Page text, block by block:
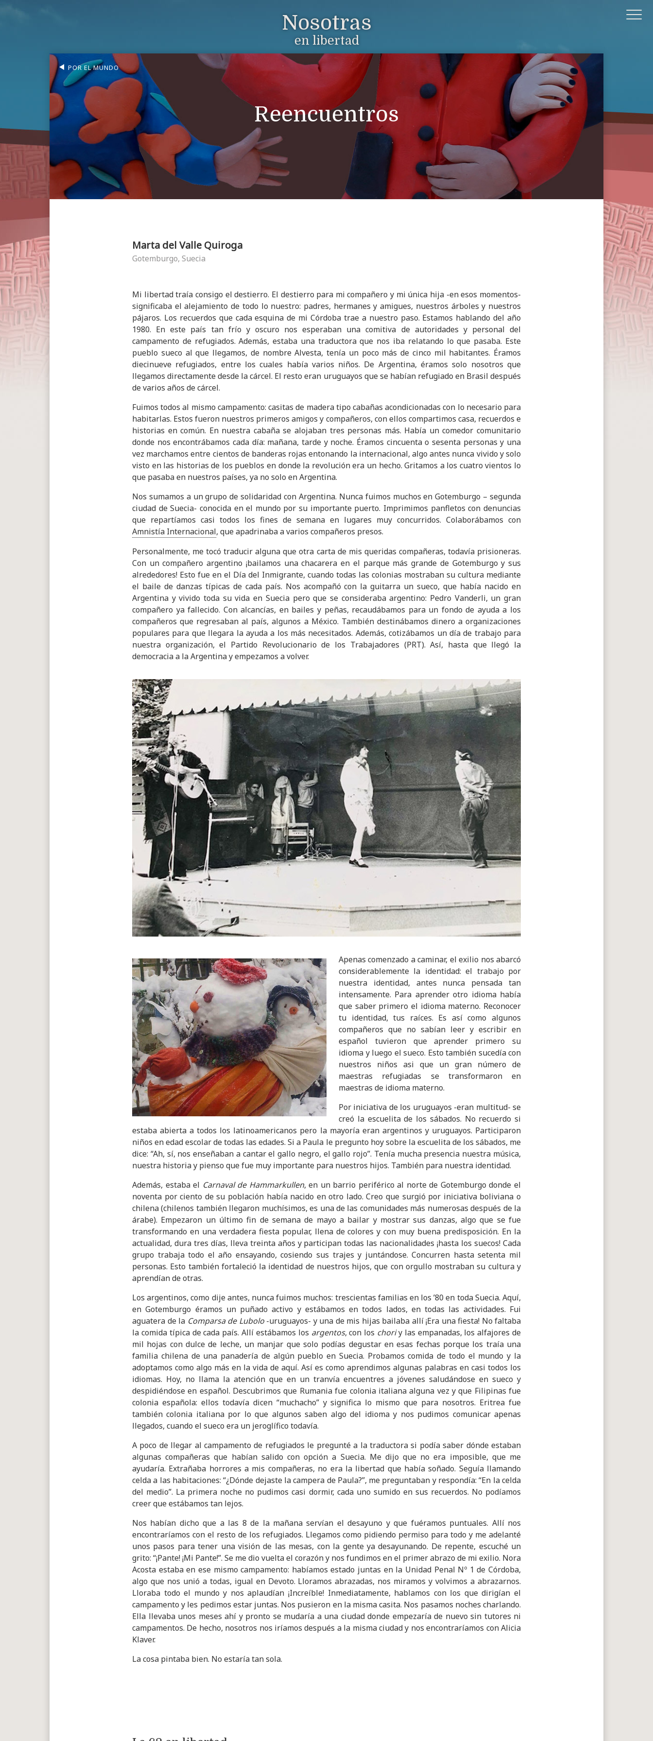
Nosotras
en libertad
POR EL MUNDO
Reencuentros
Marta del Valle Quiroga
Gotemburgo, Suecia
Mi libertad traía consigo el destierro. El destierro para mi compañero y mi única hija -en esos momentos-
significaba el alejamiento de todo lo nuestro: padres, hermanes y amigues, nuestros árboles y nuestros
pájaros. Los recuerdos que cada esquina de mi Córdoba trae a nuestro paso. Estamos hablando del año
1980. En este país tan frío y oscuro nos esperaban una comitiva de autoridades y personal del
campamento de refugiados. Además, estaba una traductora que nos iba relatando lo que pasaba. Este
pueblo sueco al que llegamos, de nombre Alvesta, tenía un poco más de cinco mil habitantes. Éramos
diecinueve refugiados, entre los cuales había varios niños. De Argentina, éramos solo nosotros que
llegamos directamente desde la cárcel. El resto eran uruguayos que se habían refugiado en Brasil después
de varios años de cárcel.
Fuimos todos al mismo campamento: casitas de madera tipo cabañas acondicionadas con lo necesario para
habitarlas. Estos fueron nuestros primeros amigos y compañeros, con ellos compartimos casa, recuerdos e
historias en común. En nuestra cabaña se alojaban tres personas más. Había un comedor comunitario
donde nos encontrábamos cada día: mañana, tarde y noche. Éramos cincuenta o sesenta personas y una
vez marchamos entre cientos de banderas rojas entonando la internacional, algo antes nunca vivido y solo
visto en las historias de los pueblos en donde la revolución era un hecho. Gritamos a los cuatro vientos lo
que pasaba en nuestros países, ya no solo en Argentina.
Nos sumamos a un grupo de solidaridad con Argentina. Nunca fuimos muchos en Gotemburgo – segunda
ciudad de Suecia- conocida en el mundo por su importante puerto. Imprimimos panfletos con denuncias
que repartíamos casi todos los fines de semana en lugares muy concurridos. Colaborábamos con
Amnistía Internacional, que apadrinaba a varios compañeros presos.
Personalmente, me tocó traducir alguna que otra carta de mis queridas compañeras, todavía prisioneras.
Con un compañero argentino ¡bailamos una chacarera en el parque más grande de Gotemburgo y sus
alrededores! Esto fue en el Día del Inmigrante, cuando todas las colonias mostraban su cultura mediante
el baile de danzas típicas de cada país. Nos acompañó con la guitarra un sueco, que había nacido en
Argentina y vivido toda su vida en Suecia pero que se consideraba argentino: Pedro Vanderli, un gran
compañero ya fallecido. Con alcancías, en bailes y peñas, recaudábamos para un fondo de ayuda a los
compañeros que regresaban al país, algunos a México. También destinábamos dinero a organizaciones
populares para que llegara la ayuda a los más necesitados. Además, cotizábamos un día de trabajo para
nuestra organización, el Partido Revolucionario de los Trabajadores (PRT). Así, hasta que llegó la
democracia a la Argentina y empezamos a volver.
Apenas comenzado a caminar, el exilio nos abarcó
considerablemente la identidad: el trabajo por
nuestra identidad, antes nunca pensada tan
intensamente. Para aprender otro idioma había
que saber primero el idioma materno. Reconocer
tu identidad, tus raíces. Es así como algunos
compañeros que no sabían leer y escribir en
español tuvieron que aprender primero su
idioma y luego el sueco. Esto también sucedía con
nuestros niños asi que un gran número de
maestras refugiadas se transformaron en
maestras de idioma materno.
Por iniciativa de los uruguayos -eran multitud- se
creó la escuelita de los sábados. No recuerdo si
estaba abierta a todos los latinoamericanos pero la mayoría eran argentinos y uruguayos. Participaron
niños en edad escolar de todas las edades. Si a Paula le pregunto hoy sobre la escuelita de los sábados, me
dice: “Ah, sí, nos enseñaban a cantar el gallo negro, el gallo rojo”. Tenía mucha presencia nuestra música,
nuestra historia y pienso que fue muy importante para nuestros hijos. También para nuestra identidad.
Además, estaba el Carnaval de Hammarkullen, en un barrio periférico al norte de Gotemburgo donde el
noventa por ciento de su población había nacido en otro lado. Creo que surgió por iniciativa boliviana o
chilena (chilenos también llegaron muchísimos, es una de las comunidades más numerosas después de la
árabe). Empezaron un último fin de semana de mayo a bailar y mostrar sus danzas, algo que se fue
transformando en una verdadera fiesta popular, llena de colores y con muy buena predisposición. En la
actualidad, dura tres días, lleva treinta años y participan todas las nacionalidades ¡hasta los suecos! Cada
grupo trabaja todo el año ensayando, cosiendo sus trajes y juntándose. Concurren hasta setenta mil
personas. Esto también fortaleció la identidad de nuestros hijos, que con orgullo mostraban su cultura y
aprendían de otras.
Los argentinos, como dije antes, nunca fuimos muchos: trescientas familias en los ’80 en toda Suecia. Aquí,
en Gotemburgo éramos un puñado activo y estábamos en todos lados, en todas las actividades. Fui
aguatera de la Comparsa de Lubolo-uruguayos- y una de mis hijas bailaba allí ¡Era una fiesta! No faltaba
la comida típica de cada país. Allí estábamos los argentos, con los choriy las empanadas, los alfajores de
mil hojas con dulce de leche, un manjar que solo podías degustar en esas fechas porque los traía una
familia chilena de una panadería de algún pueblo en Suecia. Probamos comida de todo el mundo y la
adoptamos como algo más en la vida de aquí. Así es como aprendimos algunas palabras en casi todos los
idiomas. Hoy, no llama la atención que en un tranvía encuentres a jóvenes saludándose en sueco y
despidiéndose en español. Descubrimos que Rumania fue colonia italiana alguna vez y que Filipinas fue
colonia española: ellos todavía dicen “muchacho” y significa lo mismo que para nosotros. Eritrea fue
también colonia italiana por lo que algunos saben algo del idioma y nos pudimos comunicar apenas
llegados, cuando el sueco era un jeroglífico todavía.
A poco de llegar al campamento de refugiados le pregunté a la traductora si podía saber dónde estaban
algunas compañeras que habían salido con opción a Suecia. Me dijo que no era imposible, que me
ayudaría. Extrañaba horrores a mis compañeras, no era la libertad que había soñado. Seguía llamando
celda a las habitaciones: “¿Dónde dejaste la campera de Paula?”, me preguntaban y respondía: “En la celda
del medio”. La primera noche no pudimos casi dormir, cada uno sumido en sus recuerdos. No podíamos
creer que estábamos tan lejos.
Nos habían dicho que a las 8 de la mañana servían el desayuno y que fuéramos puntuales. Allí nos
encontraríamos con el resto de los refugiados. Llegamos como pidiendo permiso para todo y me adelanté
unos pasos para tener una visión de las mesas, con la gente ya desayunando. De repente, escuché un
grito: “¡Pante! ¡Mi Pante!”. Se me dio vuelta el corazón y nos fundimos en el primer abrazo de mi exilio. Nora
Acosta estaba en ese mismo campamento: habíamos estado juntas en la Unidad Penal Nº 1 de Córdoba,
algo que nos unió a todas, igual en Devoto. Lloramos abrazadas, nos miramos y volvimos a abrazarnos.
Lloraba todo el mundo y nos aplaudían ¡Increíble! Inmediatamente, hablamos con los que dirigían el
campamento y les pedimos estar juntas. Nos pusieron en la misma casita. Nos pasamos noches charlando.
Ella llevaba unos meses ahí y pronto se mudaría a una ciudad donde empezaría de nuevo sin tutores ni
campamentos. De hecho, nosotros nos iríamos después a la misma ciudad y nos encontraríamos con Alicia
Klaver.
La cosa pintaba bien. No estaría tan sola.